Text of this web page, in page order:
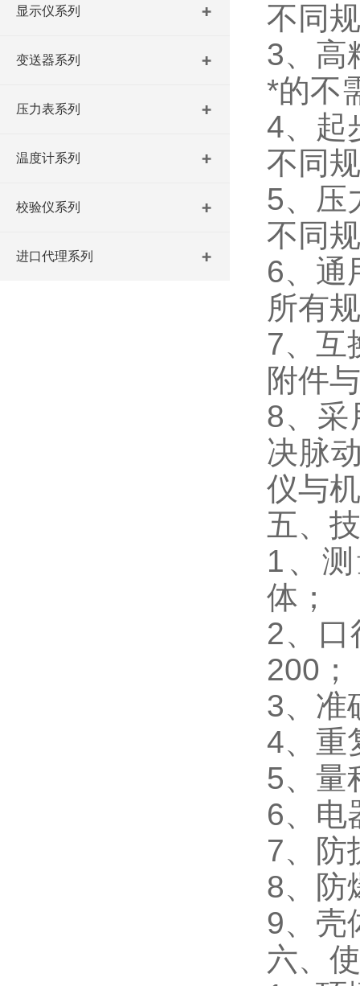
显示仪系列
变送器系列
压力表系列
温度计系列
校验仪系列
进口代理系列
不同
3、高
*的不
4、起
不同
5、压
不同
6、通
所有
7、互
附件
8、采
决脉
仪与
五、
1、
体；
2、口
200；
3、准
4、重
5、量
6、电
7、防
8、防
9、壳
六、